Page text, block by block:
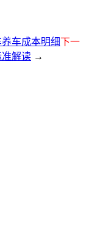
车成本明细下一
准解读 →